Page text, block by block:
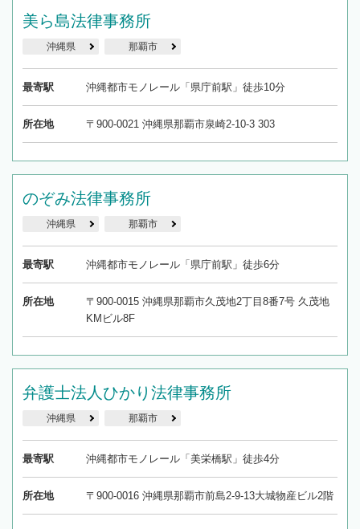
美ら島法律事務所
沖縄県 那覇市
最寄駅 沖縄都市モノレール「県庁前駅」徒歩10分
所在地 〒900-0021 沖縄県那覇市泉崎2-10-3 303
のぞみ法律事務所
沖縄県 那覇市
最寄駅 沖縄都市モノレール「県庁前駅」徒歩6分
所在地
〒900-0015 沖縄県那覇市久茂地2丁目8番7号 久茂地
KMビル8F
弁護士法人ひかり法律事務所
沖縄県 那覇市
最寄駅 沖縄都市モノレール「美栄橋駅」徒歩4分
所在地 〒900-0016 沖縄県那覇市前島2-9-13大城物産ビル2階